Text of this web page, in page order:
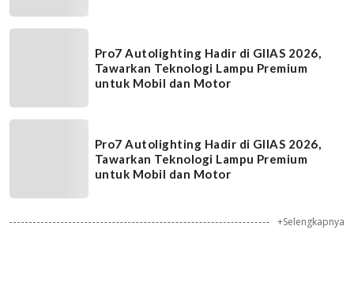
Pro7 Autolighting Hadir di GIIAS 2026,
Tawarkan Teknologi Lampu Premium
untuk Mobil dan Motor
Pro7 Autolighting Hadir di GIIAS 2026,
Tawarkan Teknologi Lampu Premium
untuk Mobil dan Motor
+Selengkapnya